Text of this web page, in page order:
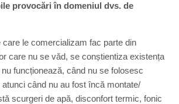
provocări în domeniul dvs. de
care le comercializam fac parte din
care nu se văd, se conștientiza existența
funcționează, când nu se folosesc
când nu au fost încă montate/
scurgeri de apă, disconfort termic, fonic